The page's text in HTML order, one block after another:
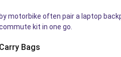
motorbike often pair a laptop
kit in one go.
Bags